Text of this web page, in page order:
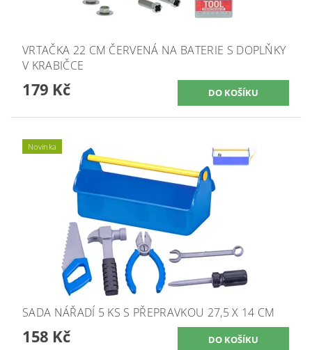
VRTAČKA 22 CM ČERVENÁ NA BATERIE S DOPLŇKY
V KRABIČCE
179 Kč
Novinka
SADA NÁŘADÍ 5 KS S PŘEPRAVKOU 27,5 X 14 CM
158 Kč